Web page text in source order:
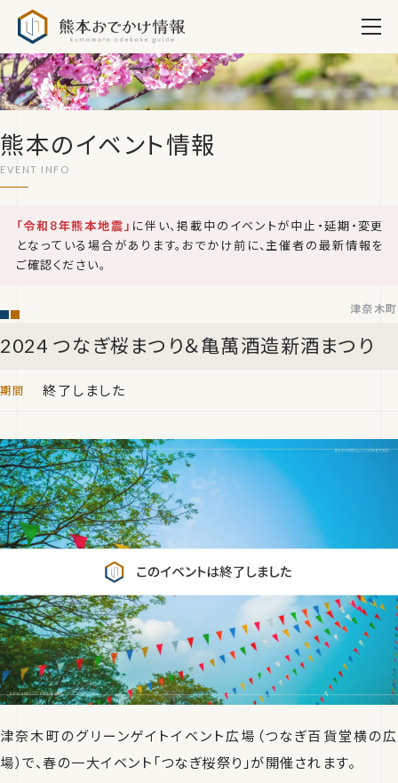
熊本のイベント情報
「令和8年熊本地震」 に伴い、掲載中のイベントが中止・延期・変更
となっている場合があります。おでかけ前に、主催者の最新情報を
ご確認ください。
2024 つなぎ桜まつり＆亀萬酒造新酒まつり
津奈木町
終了しました
津奈木町のグリーンゲイトイベント広場（つなぎ百貨堂横の広
場）で、春の一大イベント「つなぎ桜祭り」が開催されます。